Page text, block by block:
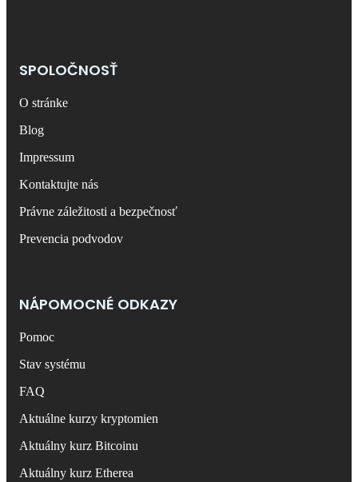
SPOLOČNOSŤ
O stránke
Blog
Impressum
Kontaktujte nás
Právne záležitosti a bezpečnosť
Prevencia podvodov
NÁPOMOCNÉ ODKAZY
Pomoc
Stav systému
FAQ
Aktuálne kurzy kryptomien
Aktuálny kurz Bitcoinu
Aktuálny kurz Etherea